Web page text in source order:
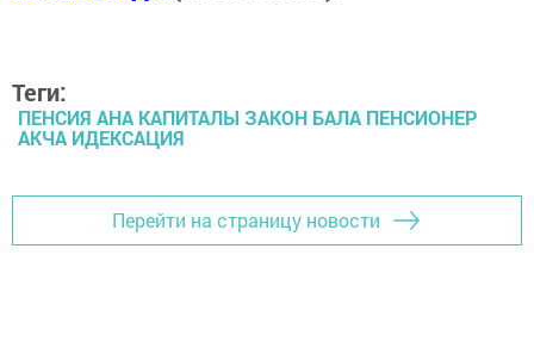
Теги:
ПЕНСИЯ АНА КАПИТАЛЫ ЗАКОН БАЛА ПЕНСИОНЕР
АКЧА ИДЕКСАЦИЯ
Перейти на страницу новости